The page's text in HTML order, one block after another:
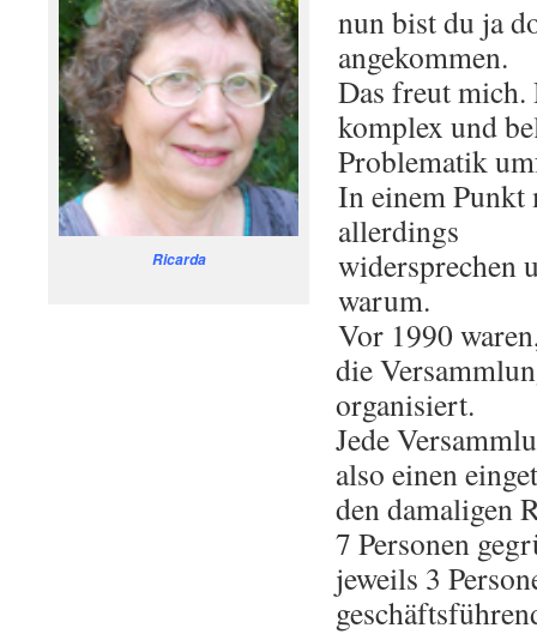
Ricarda
nun bist du ja
angekommen.
Das freut mich.
komplex und
Problematik
In einem
allerdings
widersprechen
warum.
Vor 1990
die
organisiert.
Jede
also einen
den damaligen
7 Personen
jeweils 3